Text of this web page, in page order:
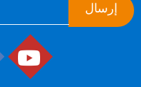
إرسال